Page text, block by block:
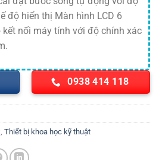
độ hiển thị Màn hình LCD 6
nối máy tính với độ chính xác
0938 414 118
Thiết bị khoa học kỹ thuật